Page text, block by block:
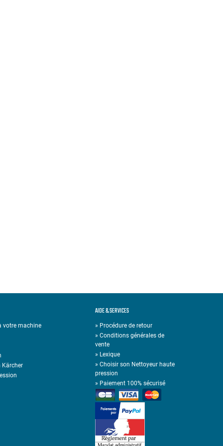
votre machine
Kärcher
AIDE & SERVICES
» Procédure de retour
» Conditions générales de
vente
» Lexique
» Choisir son Nettoyeur haute
pression
» Paiement 100% sécurisé